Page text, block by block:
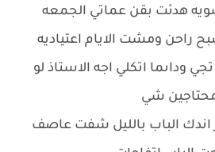
هدئت بقن عماتي الجمعه
راحن ومشت الايام اعتياديه
وداىما اتكلي اجه الاستاذ لو
محتاجين شي
اندك الباب بالليل شفت عاصف